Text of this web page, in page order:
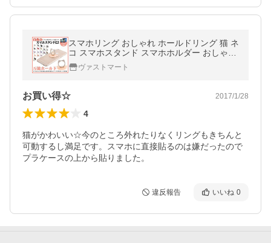
スマホリング おしゃれ ホールドリング 猫 ネ
コ スマホスタンド スマホホルダー おしゃれ
iPhone Android
ヴァストマート
お買い得☆ 2017/1/28
4
猫がかわいい☆今のところ外れたりなくリングもきちんと
可動するし満足です。スマホに直接貼るのは嫌だったので
プラケースの上から貼りました。
違反報告 いいね 0